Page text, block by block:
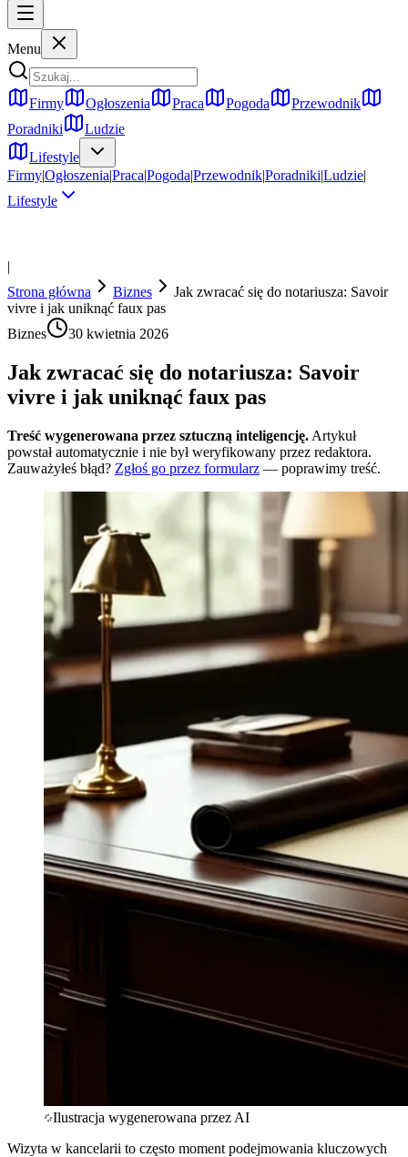
Menu
Firmy Ogłoszenia Praca Pogoda
Przewodnik
Poradniki
Ludzie
Lifestyle
Firmy|Ogłoszenia|Praca|Pogoda|Przewodnik|Poradniki|Ludzie|
Lifestyle
|
Strona główna
Biznes
Jak zwracać się do notariusza: Savoir
vivre i jak uniknąć faux pas
Biznes
30 kwietnia 2026
Jak zwracać się do notariusza: Savoir
vivre i jak uniknąć faux pas
Treść wygenerowana przez sztuczną inteligencję. Artykuł
powstał automatycznie i nie był weryfikowany przez redaktora.
Zauważyłeś błąd? Zgłoś go przez formularz — poprawimy treść.
Ilustracja wygenerowana przez AI
Wizyta w kancelarii to często moment podejmowania kluczowych